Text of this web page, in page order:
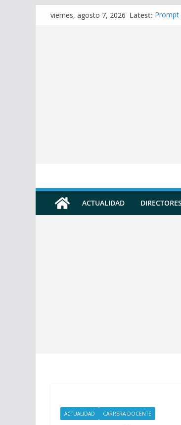
Skipviernes, agosto 7, 2026 Latest: Prompt
ACTUALIDAD DIRECTORES
ACTUALIDAD CARRERA DOCENTE